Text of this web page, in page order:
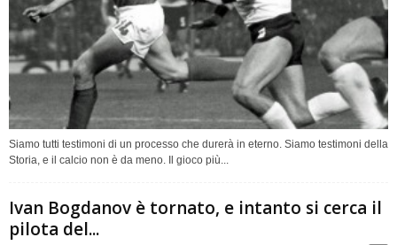
Siamo tutti testimoni di un processo che durerà in eterno. Siamo testimoni della
Storia, e il calcio non è da meno. Il gioco più...
Ivan Bogdanov è tornato, e intanto si cerca il
pilota del...